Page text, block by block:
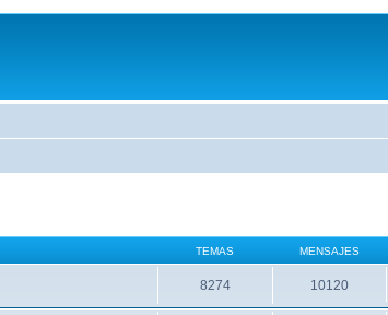
TEMAS MENSAJES
8274 10120